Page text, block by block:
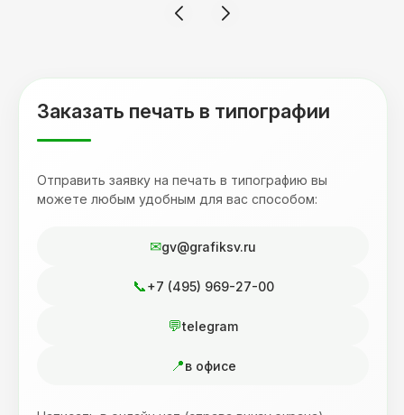
терпеливость, отвечала на все мои вопросы.
Заказать печать в типографии
Отправить заявку на печать в типографию вы
можете любым удобным для вас способом:
gv@grafiksv.ru
+7 (495) 969-27-00
telegram
в офисе